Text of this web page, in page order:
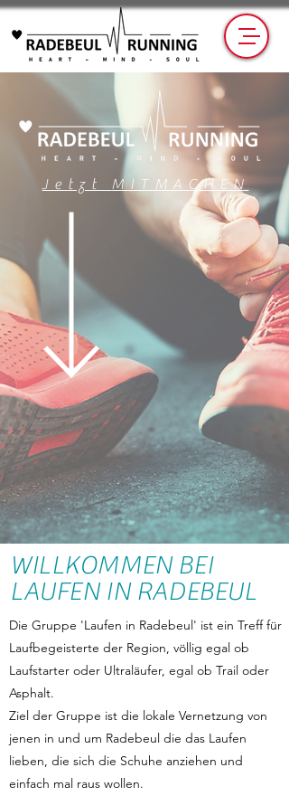
Jetzt MITMACHEN
WILLKOMMEN BEI
LAUFEN IN RADEBEUL
Die Gruppe 'Laufen in Radebeul' ist ein Treff für
Laufbegeisterte der Region, völlig egal ob
Laufstarter oder Ultraläufer, egal ob Trail oder
Asphalt.
Ziel der Gruppe ist die lokale Vernetzung von
jenen in und um Radebeul die das Laufen
lieben, die sich die Schuhe anziehen und
einfach mal raus wollen.